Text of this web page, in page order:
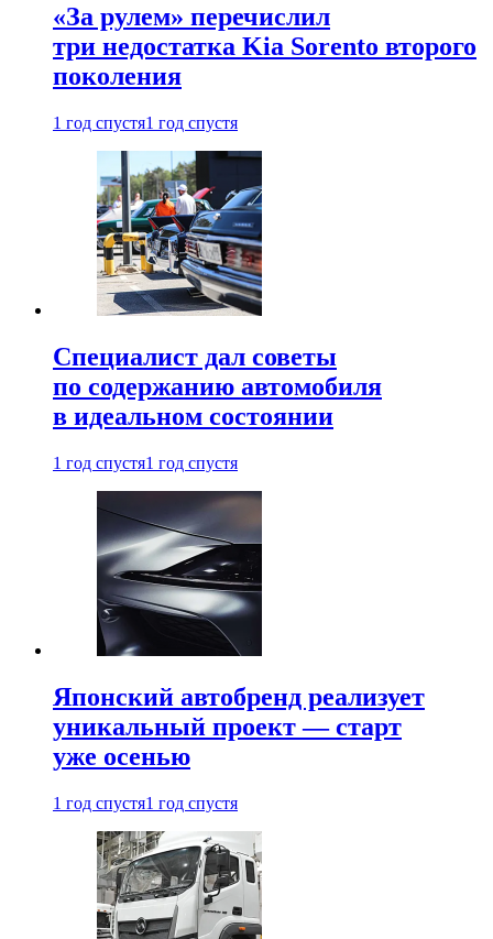
«За рулем» перечислил
три недостатка Kia Sorento второго
поколения
1 год спустя1 год спустя
Специалист дал советы
по содержанию автомобиля
в идеальном состоянии
1 год спустя1 год спустя
Японский автобренд реализует
уникальный проект — старт
уже осенью
1 год спустя1 год спустя